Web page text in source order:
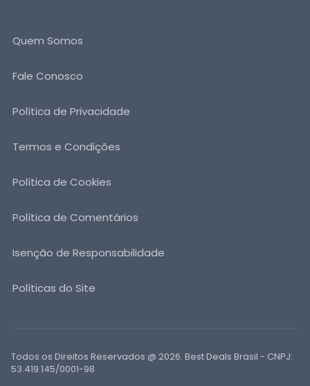
Quem Somos
Fale Conosco
Política de Privacidade
Termos e Condições
Política de Cookies
Política de Comentários
Isenção de Responsabilidade
Políticas do Site
Todos os Direitos Reservados @ 2026. Best Deals Brasil - CNPJ:
53.419.145/0001-98